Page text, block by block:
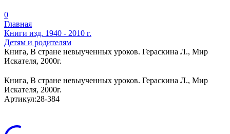
0
Главная
Книги изд. 1940 - 2010 г.
Детям и родителям
Книга, В стране невыученных уроков. Гераскина Л., Мир
Искателя, 2000г.
Книга, В стране невыученных уроков. Гераскина Л., Мир
Искателя, 2000г.
Артикул:28-384